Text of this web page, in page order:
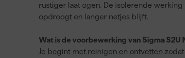
rustiger laat ogen. De isolerende
opdroogt en langer netjes blijft.
Wat is de voorbewerking van Sigma S2U
Je begint met reinigen en ontvetten